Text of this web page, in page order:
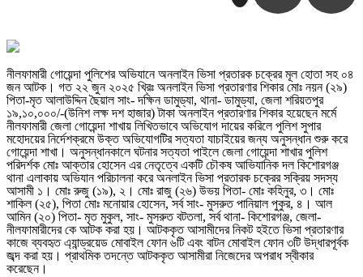
নীলফামারী গোয়েন্দা পুলিশের অভিযানে অনলাইন ভিসা প্রতারক চক্রের মূল হোতা সহ ০৪
জন আটক। গত ২২ জুন ২০২৫ খ্রিঃ অনলাইন ভিসা প্রতারণার শিকার মোঃ নয়ন (২৯)
পিতা-মৃত আলাউদ্দিন ছৈয়াল সাং- দক্ষিন ডামুড্যা, থানা- ডামুড্যা, জেলা শরিয়তপুর
১৯,১০,০০০/-(উনিশ লক্ষ দশ হাজার) টাকা অনলাইন প্রতারণার শিকার হয়েছেন মর্মে
নীলফামারী জেলা গোয়েন্দা শাখায় লিখিতভাবে অভিযোগ দায়ের করিলে পুলিশ সুপার
মহোদয়ের নির্দেশক্রমে উক্ত অভিযোগটির সত্যতা যাচাইয়ের জন্য অনুসন্ধান শুরু করে
গোয়েন্দা শাখা। অনুসন্ধানকালে ঘটনার সত্যতা পাইলে জেলা গোয়েন্দা শাখার পুলিশ
পরিদর্শক মোঃ আক্তার হোসেন এর নেতৃত্বে একটি চৌকষ আভিযানিক দল কিশোরগঞ্জ
থানা এলাকায় অভিযান পরিচালনা করে অনলাইন ভিসা প্রতারক চক্রের সক্রিয় সদস্য
আসামী ১। মোঃ রুজু (১৯), ২। মোঃ রাজু (২৬) উভয় পিতা- মোঃ কহিনুর, ৩। মোঃ
শাকিল (২৫), পিতা মোঃ মনোয়ার হোসেন, সর্ব সাং- মুসরুত পানিয়াল পুকুর, ৪। আল
আমিন (২০) পিতা- মৃত মুকুল, সাং- মুসরুত বটতলা, সর্ব থানা- কিশোরগঞ্জ, জেলা-
নীলফামারীদের কে আটক করা হয়। আটককৃত আসামীদের নিকট হইতে ভিসা প্রতারণার
কাজে ব্যবহৃত এ্যান্ড্রয়েড মোবাইল ফোন ৬টি এবং বাটন মোবাইল ফোন ৩টি উদ্ধারপূর্বক
জব্দ করা হয়। প্রাথমিক তদন্তে আটককৃত আসামীরা নিজেদের অপরাধ স্বীকার
করেছেন।